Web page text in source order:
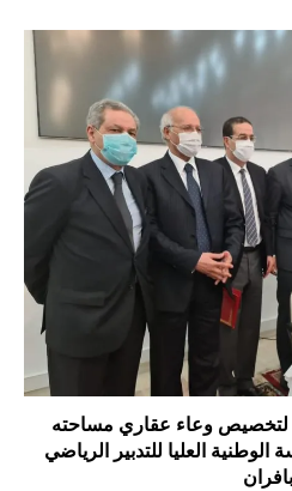
لتخصيص وعاء عقاري مساحته
الوطنية العليا للتدبير الرياضي
بافران